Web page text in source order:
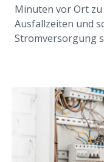
Minuten vor Ort
Ausfallzeiten und
Stromversorgung